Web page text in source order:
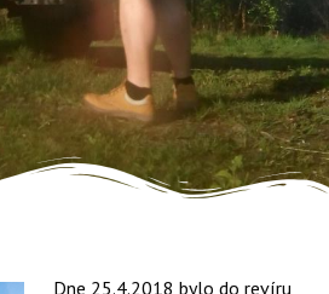
Dne 25.4.2018 bylo do revíru